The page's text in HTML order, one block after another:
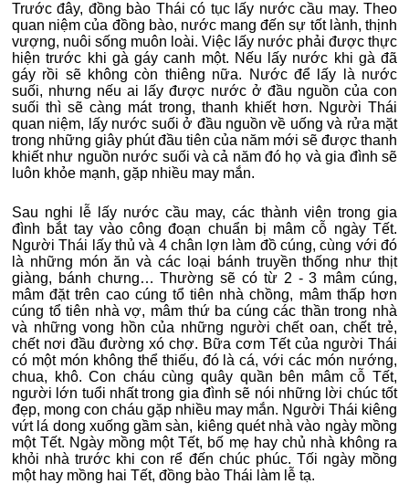
Trước đây, đồng bào Thái có tục lấy nước cầu may. Theo
quan niệm của đồng bào, nước mang đến sự tốt lành, thịnh
vượng, nuôi sống muôn loài. Việc lấy nước phải được thực
hiện trước khi gà gáy canh một. Nếu lấy nước khi gà đã
gáy rồi sẽ không còn thiêng nữa. Nước để lấy là nước
suối, nhưng nếu ai lấy được nước ở đầu nguồn của con
suối thì sẽ càng mát trong, thanh khiết hơn. Người Thái
quan niệm, lấy nước suối ở đầu nguồn về uống và rửa mặt
trong những giây phút đầu tiên của năm mới sẽ được thanh
khiết như nguồn nước suối và cả năm đó họ và gia đình sẽ
luôn khỏe mạnh, gặp nhiều may mắn.
Sau nghi lễ lấy nước cầu may, các thành viên trong gia
đình bắt tay vào công đoạn chuẩn bị mâm cỗ ngày Tết.
Người Thái lấy thủ và 4 chân lợn làm đồ cúng, cùng với đó
là những món ăn và các loại bánh truyền thống như thịt
giàng, bánh chưng… Thường sẽ có từ 2 - 3 mâm cúng,
mâm đặt trên cao cúng tổ tiên nhà chồng, mâm thấp hơn
cúng tổ tiên nhà vợ, mâm thứ ba cúng các thần trong nhà
và những vong hồn của những người chết oan, chết trẻ,
chết nơi đầu đường xó chợ. Bữa cơm Tết của người Thái
có một món không thể thiếu, đó là cá, với các món nướng,
chua, khô. Con cháu cùng quây quần bên mâm cỗ Tết,
người lớn tuổi nhất trong gia đình sẽ nói những lời chúc tốt
đẹp, mong con cháu gặp nhiều may mắn. Người Thái kiêng
vứt lá dong xuống gầm sàn, kiêng quét nhà vào ngày mồng
một Tết. Ngày mồng một Tết, bố mẹ hay chủ nhà không ra
khỏi nhà trước khi con rể đến chúc phúc. Tối ngày mồng
một hay mồng hai Tết, đồng bào Thái làm lễ tạ.